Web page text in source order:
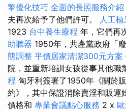
擎優化技巧 全面的長照服務介紹
夫再次給予了他們許可。
人工
1923 台中養生療程 年，它們再
助聽器 1950年，共產黨政府「
態調整 平價居家清潔300元方案
院，並重新培訓女孩從事其他職
程 匈牙利簽署了1950年《關於
約》，其中保證消除賣淫和販運
價格和 專業會議點心服務 2 x